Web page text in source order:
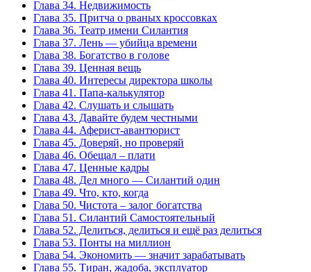
Глава 34. Недвижимость
Глава 35. Притча о рваных кроссовках
Глава 36. Театр имени Силантия
Глава 37. Лень — убийца времени
Глава 38. Богатство в голове
Глава 39. Ценная вещь
Глава 40. Интересы директора школы
Глава 41. Папа-калькулятор
Глава 42. Слушать и слышать
Глава 43. Давайте будем честными
Глава 44. Аферист-авантюрист
Глава 45. Доверяй, но проверяй
Глава 46. Обещал – плати
Глава 47. Ценные кадры
Глава 48. Дел много — Силантий один
Глава 49. Что, кто, когда
Глава 50. Чистота – залог богатства
Глава 51. Силантий Самостоятельный
Глава 52. Делиться, делиться и ещё раз делиться
Глава 53. Понты на миллион
Глава 54. Экономить — значит зарабатывать
Глава 55. Тиран, жадоба, эксплуатор